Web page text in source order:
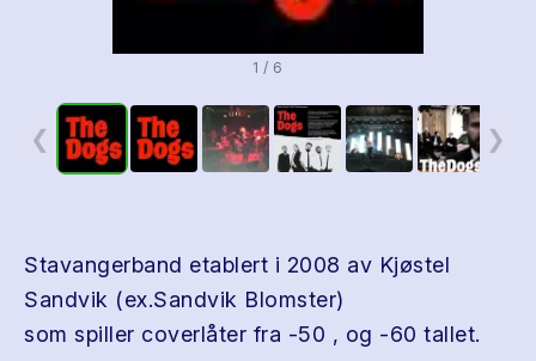
1 / 6
❮ ❯
Stavangerband etablert i 2008 av Kjøstel
Sandvik (ex.Sandvik Blomster)
som spiller coverlåter fra -50 , og -60 tallet.